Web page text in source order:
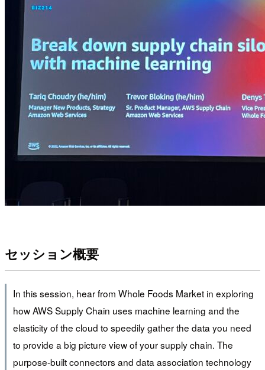
セッション概要
In this session, hear from Whole Foods Market in exploring
how AWS Supply Chain uses machine learning and the
elasticity of the cloud to speedily gather the data you need
to provide a big picture view of your supply chain. The
purpose-built connectors and data association technology